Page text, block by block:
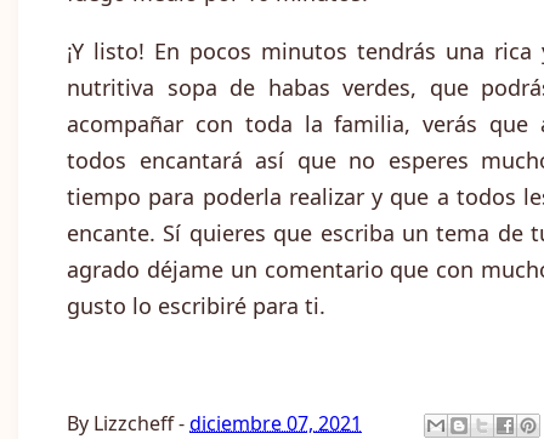
¡Y listo! En pocos minutos tendrás una rica
nutritiva sopa de habas verdes, que
acompañar con toda la familia, verás que
todos encantará así que no esperes
tiempo para poderla realizar y que a todos
encante. Sí quieres que escriba un tema de
agrado déjame un comentario que con
gusto lo escribiré para ti.
By Lizzcheff-diciembre 07, 2021